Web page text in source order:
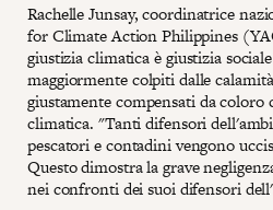
Rachelle Junsay, coordinatrice
for Climate Action Philippines
giustizia climatica è giustizia
maggiormente colpiti dalle
giustamente compensati da coloro
climatica. "Tanti difensori
pescatori e contadini vengono
Questo dimostra la grave
nei confronti dei suoi difensori